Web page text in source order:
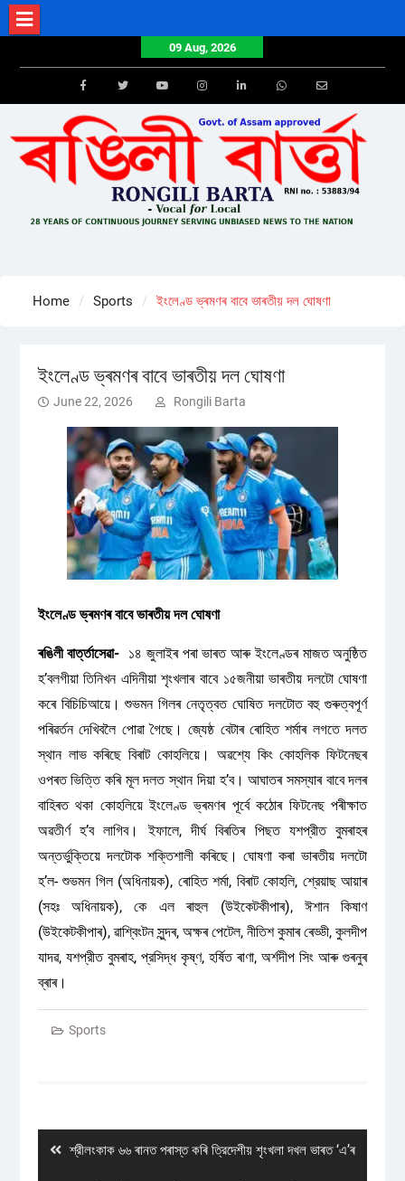
Skip
to
09 Aug, 2026
FacebookTwitterYoutube Email
Home Sports ইংলেণ্ড ভ্ৰমণৰ বাবে ভাৰতীয় দল ঘোষণা
ইংলেণ্ড ভ্ৰমণৰ বাবে ভাৰতীয় দল ঘোষণা
June 22, 2026 Rongili Barta
ইংলেণ্ড ভ্ৰমণৰ বাবে ভাৰতীয় দল ঘোষণা
ৰঙিলী বাৰ্ত্তাসেৱা- ১৪ জুলাইৰ পৰা ভাৰত আৰু ইংলেণ্ডৰ মাজত অনুষ্ঠিত
হ’বলগীয়া তিনিখন এদিনীয়া শৃংখলাৰ বাবে ১৫জনীয়া ভাৰতীয় দলটো ঘোষণা
কৰে বিচিচিআয়ে। শুভমন গিলৰ নেতৃত্বত ঘোষিত দলটোত বহু গুৰুত্বপূৰ্ণ
পৰিৱৰ্তন দেখিবলৈ পোৱা গৈছে। জ্যেষ্ঠ বেটাৰ ৰোহিত শৰ্মাৰ লগতে দলত
স্থান লাভ কৰিছে বিৰাট কোহলিয়ে। অৱশ্যে কিং কোহলিক ফিটনেছৰ
ওপৰত ভিত্তি কৰি মূল দলত স্থান দিয়া হ’ব। আঘাতৰ সমস্যাৰ বাবে দলৰ
বাহিৰত থকা কোহলিয়ে ইংলেণ্ড ভ্ৰমণৰ পূৰ্বে কঠোৰ ফিটনেছ পৰীক্ষাত
অৱতীৰ্ণ হ’ব লাগিব। ইফালে, দীৰ্ঘ বিৰতিৰ পিছত যশপ্রীত বুমৰাহৰ
অন্তর্ভুক্তিয়ে দলটোক শক্তিশালী কৰিছে। ঘোষণা কৰা ভাৰতীয় দলটো
হ’ল- শুভমন গিল (অধিনায়ক), ৰোহিত শৰ্মা, বিৰাট কোহলি, শ্রেয়াছ আয়াৰ
(সহঃ অধিনায়ক), কে এল ৰাহুল (উইকেটকীপাৰ), ঈশান কিষাণ
(উইকেটকীপাৰ), ৱাশ্বিংটন সুন্দৰ, অক্ষৰ পেটেল, নীতিশ কুমাৰ ৰেড্ডী, কুলদীপ
যাদৱ, যশপ্রীত বুমৰাহ, প্রসিদ্ধ কৃষ্ণ, হৰ্ষিত ৰাণা, অৰ্শদীপ সিং আৰু গুৰনুৰ
ব্ৰাৰ।
Sports
Previous
শ্রীলংকাক ৬৬ ৰানত পৰাস্ত কৰি ত্রিদেশীয় শৃংখলা দখল ভাৰত ‘এ’ৰ